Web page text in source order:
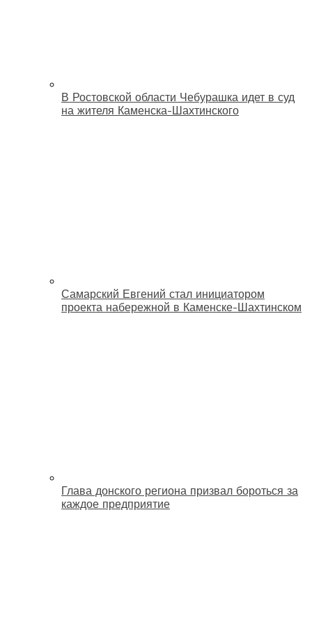
В Ростовской области Чебурашка идет в суд
на жителя Каменска-Шахтинского
Самарский Евгений стал инициатором
проекта набережной в Каменске-Шахтинском
Глава донского региона призвал бороться за
каждое предприятие